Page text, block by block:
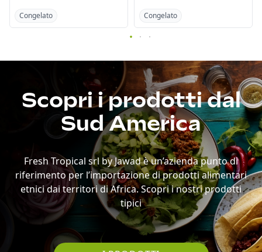
Scopri i prodotti dal
Sud America
Fresh Tropical srl by Jawad è un’azienda punto di
riferimento per l’importazione di prodotti alimentari
etnici dai territori di Africa. Scopri i nostri prodotti
tipici
I PRODOTTI